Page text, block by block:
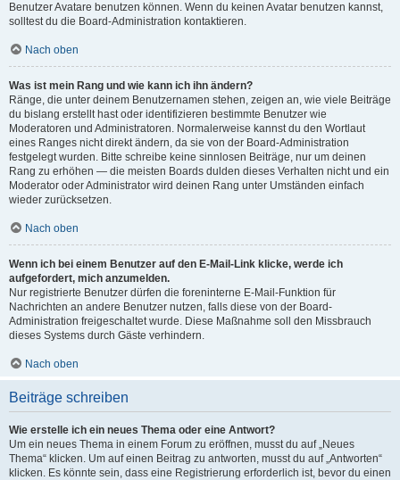
Benutzer Avatare benutzen können. Wenn du keinen Avatar benutzen kannst,
solltest du die Board-Administration kontaktieren.
Nach oben
Was ist mein Rang und wie kann ich ihn ändern?
Ränge, die unter deinem Benutzernamen stehen, zeigen an, wie viele Beiträge
du bislang erstellt hast oder identifizieren bestimmte Benutzer wie
Moderatoren und Administratoren. Normalerweise kannst du den Wortlaut
eines Ranges nicht direkt ändern, da sie von der Board-Administration
festgelegt wurden. Bitte schreibe keine sinnlosen Beiträge, nur um deinen
Rang zu erhöhen — die meisten Boards dulden dieses Verhalten nicht und ein
Moderator oder Administrator wird deinen Rang unter Umständen einfach
wieder zurücksetzen.
Nach oben
Wenn ich bei einem Benutzer auf den E-Mail-Link klicke, werde ich
aufgefordert, mich anzumelden.
Nur registrierte Benutzer dürfen die foreninterne E-Mail-Funktion für
Nachrichten an andere Benutzer nutzen, falls diese von der Board-
Administration freigeschaltet wurde. Diese Maßnahme soll den Missbrauch
dieses Systems durch Gäste verhindern.
Nach oben
Beiträge schreiben
Wie erstelle ich ein neues Thema oder eine Antwort?
Um ein neues Thema in einem Forum zu eröffnen, musst du auf „Neues
Thema“ klicken. Um auf einen Beitrag zu antworten, musst du auf „Antworten“
klicken. Es könnte sein, dass eine Registrierung erforderlich ist, bevor du einen